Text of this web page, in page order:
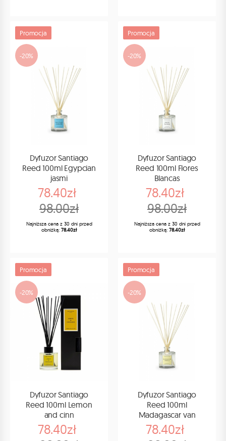
Promocja
-20%
Dyfuzor Santiago
Reed 100ml Egypcian
jasmi
78.40zł
98.00zł
Najniższa cena z 30 dni przed
obniżką: 78.40zł
Promocja
-20%
Dyfuzor Santiago
Reed 100ml Flores
Blancas
78.40zł
98.00zł
Najniższa cena z 30 dni przed
obniżką: 78.40zł
Promocja
-20%
Dyfuzor Santiago
Reed 100ml Lemon
and cinn
78.40zł
Promocja
-20%
Dyfuzor Santiago
Reed 100ml
Madagascar van
78.40zł